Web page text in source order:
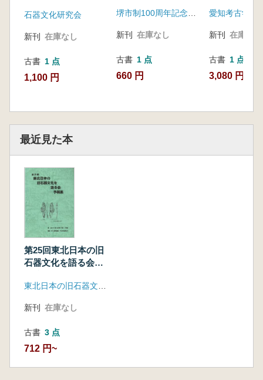
石器文化研究会
新刊 在庫なし
古書 1 点
1,100 円
新刊 在庫なし
古書 1 点
660 円
ット
愛知考古学談
新刊 在庫なし
古書 1 点
3,080 円
最近見た本
第25回東北日本の旧
石器文化を語る会
東北日本の旧石器文化を語る会
新刊 在庫なし
古書 3 点
712 円~